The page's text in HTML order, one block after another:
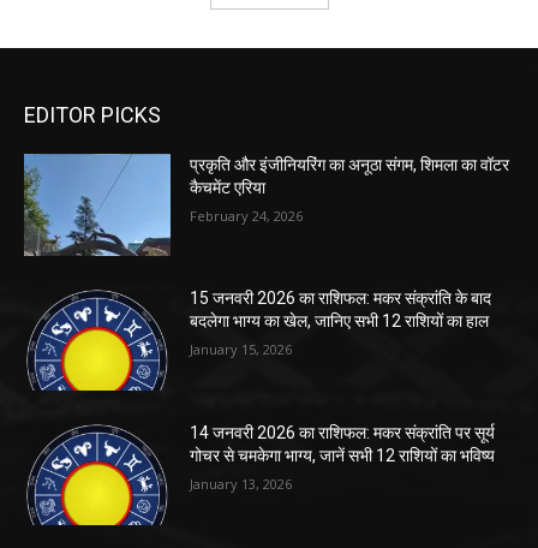
EDITOR PICKS
प्रकृति और इंजीनियरिंग का अनूठा संगम, शिमला का वॉटर
कैचमेंट एरिया
February 24, 2026
15 जनवरी 2026 का राशिफल: मकर संक्रांति के बाद
बदलेगा भाग्य का खेल, जानिए सभी 12 राशियों का हाल
January 15, 2026
14 जनवरी 2026 का राशिफल: मकर संक्रांति पर सूर्य
गोचर से चमकेगा भाग्य, जानें सभी 12 राशियों का भविष्य
January 13, 2026